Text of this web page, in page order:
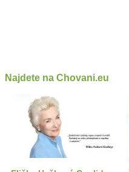
Najdete na Chovani.eu